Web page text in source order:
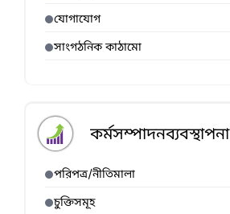
যোগাযোগ
সাংগঠনিক কাঠামো
কর্মসম্পাদনব্যবস্থাপনা
পরিপত্র/নীতিমালা
চুক্তিসমূহ